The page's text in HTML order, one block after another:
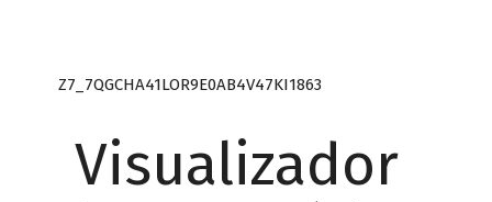
Z7_7QGCHA41LOR9E0AB4V47KI1863
Visualizador